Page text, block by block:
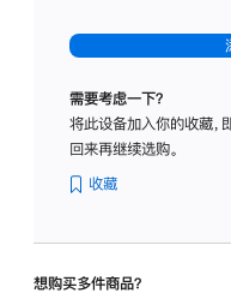
-
标
璃
需要考虑一下？
将此设备加入你的收藏，
回来再继续选购。
收藏
想购买多件商品？